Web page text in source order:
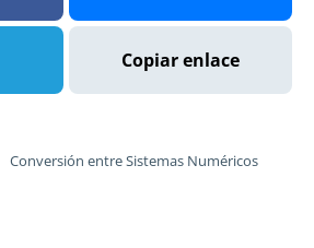
Copiar enlace
Conversión entre Sistemas Numéricos